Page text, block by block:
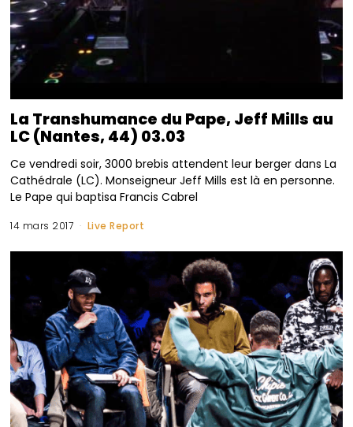
La Transhumance du Pape, Jeff Mills au
LC (Nantes, 44) 03.03
Ce vendredi soir, 3000 brebis attendent leur berger dans La
Cathédrale (LC). Monseigneur Jeff Mills est là en personne.
Le Pape qui baptisa Francis Cabrel
14 mars 2017 Live Report